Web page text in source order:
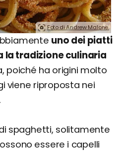
Foto di Andrew Malone.
uno dei piatti
la tradizione culinaria
poiché ha origini molto
viene riproposta nei
spaghetti, solitamente
essere i capelli